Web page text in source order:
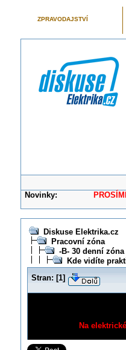
ZPRAVODAJSTVÍ
Novinky: PROSÍME
Diskuse Elektrika.cz
Pracovní zóna
-B- 30 denní
Kde vidíte
Stran: [1]
Na